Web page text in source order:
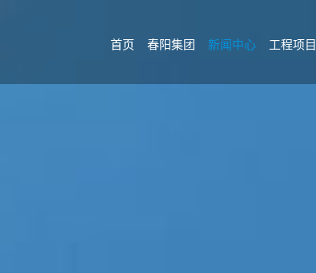
首页 春阳集团 新闻中心 工程项目